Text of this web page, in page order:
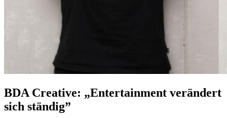
BDA Creative: „Entertainment verändert
sich ständig”